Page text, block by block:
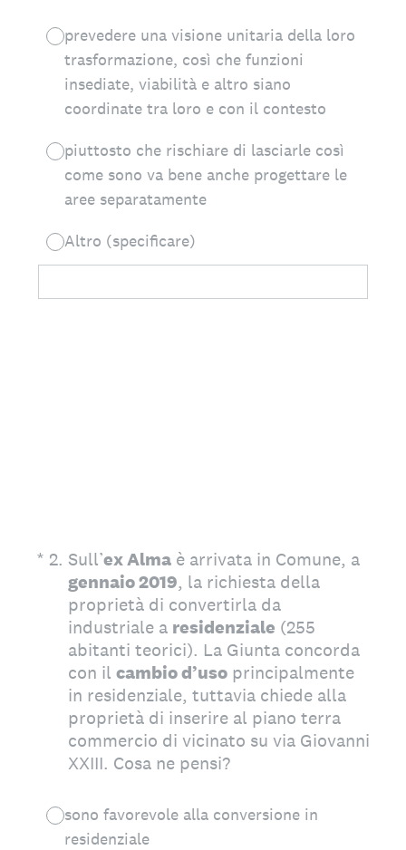
prevedere una visione unitaria della loro
trasformazione, così che funzioni
insediate, viabilità e altro siano
coordinate tra loro e con il contesto
piuttosto che rischiare di lasciarle così
come sono va bene anche progettare le
aree separatamente
Altro (specificare)
* 2. Sull’ex Alma è arrivata in Comune, a
gennaio 2019, la richiesta della
proprietà di convertirla da
industriale a residenziale (255
abitanti teorici). La Giunta concorda
con il cambio d’uso principalmente
in residenziale, tuttavia chiede alla
proprietà di inserire al piano terra
commercio di vicinato su via Giovanni
XXIII. Cosa ne pensi?
(Obbligatorio)
sono favorevole alla conversione in
residenziale